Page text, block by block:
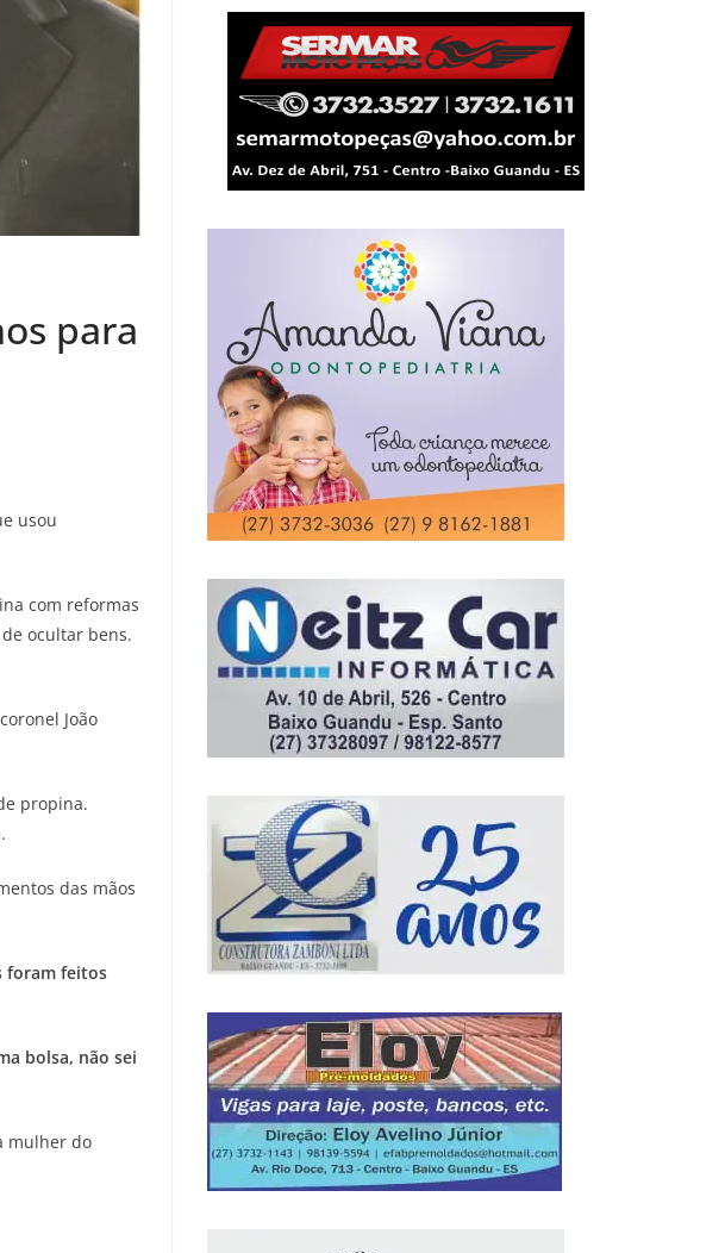
para
usou
com reformas
ocultar bens.
João
propina.
das mãos
foram feitos
bolsa, não sei
mulher do